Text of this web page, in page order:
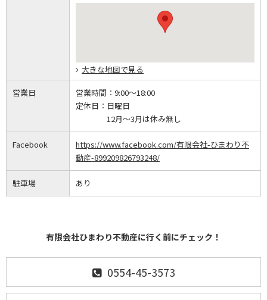
大きな地図で見る
営業日 営業時間： 9:00～18:00
定休日： 日曜日
12月～3月は休み無し
Facebook
https://www.facebook.com/有限会社-ひまわり不
動産-899209826793248/
駐車場 あり
有限会社ひまわり不動産に行く前にチェック！
0554-45-3573